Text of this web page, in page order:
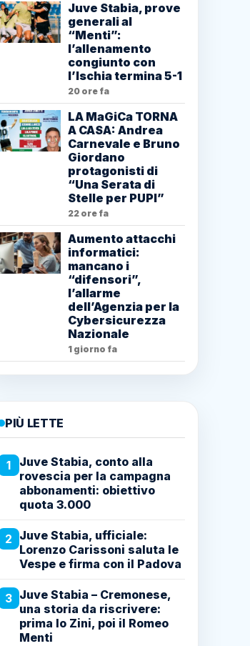
Juve Stabia, prove
generali al
“Menti”:
l’allenamento
congiunto con
l’Ischia termina 5-1
20 ore fa
LA MaGiCa TORNA
A CASA: Andrea
Carnevale e Bruno
Giordano
protagonisti di
“Una Serata di
Stelle per PUPI”
22 ore fa
Aumento attacchi
informatici:
mancano i
“difensori”,
l’allarme
dell’Agenzia per la
Cybersicurezza
Nazionale
1 giorno fa
PIÙ LETTE
1
Juve Stabia, conto alla
rovescia per la campagna
abbonamenti: obiettivo
quota 3.000
2 Juve Stabia, ufficiale:
Lorenzo Carissoni saluta le
Vespe e firma con il Padova
3 Juve Stabia – Cremonese,
una storia da riscrivere:
prima lo Zini, poi il Romeo
Menti